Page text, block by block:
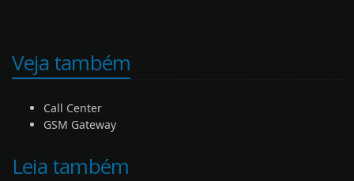
Veja também
Call Center
GSM Gateway
Leia também